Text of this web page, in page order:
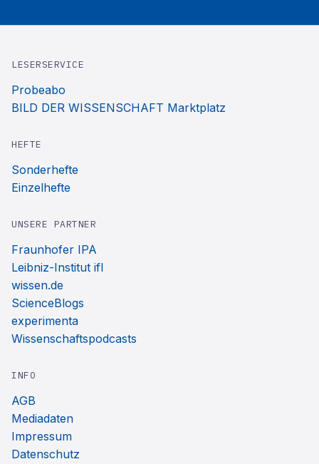
LESERSERVICE
Probeabo
BILD DER WISSENSCHAFT Marktplatz
HEFTE
Sonderhefte
Einzelhefte
UNSERE PARTNER
Fraunhofer IPA
Leibniz-Institut ifl
wissen.de
ScienceBlogs
experimenta
Wissenschaftspodcasts
INFO
AGB
Mediadaten
Impressum
Datenschutz